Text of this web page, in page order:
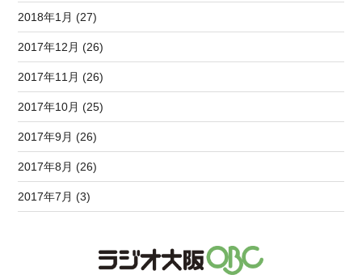
2018年1月 (27)
2017年12月 (26)
2017年11月 (26)
2017年10月 (25)
2017年9月 (26)
2017年8月 (26)
2017年7月 (3)